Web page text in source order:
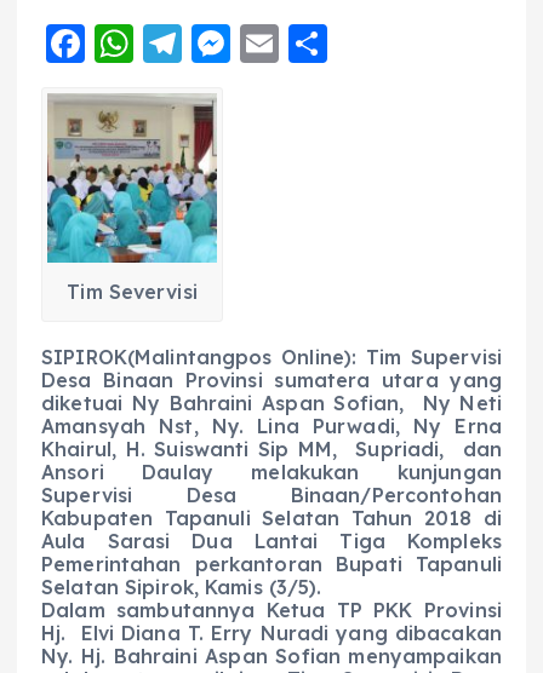
F
a
c
e
b
o
o
k
W
h
a
ts
A
p
p
T
el
e
g
r
a
m
M E
Tim Severvisi
SIPIROK(Malintangpos Online): Tim Supervisi
Desa Binaan Provinsi sumatera utara yang
diketuai Ny Bahraini Aspan Sofian, Ny Neti
Amansyah Nst, Ny. Lina Purwadi, Ny Erna
Khairul, H. Suiswanti Sip MM, Supriadi, dan
Ansori Daulay melakukan kunjungan
Supervisi Desa Binaan/Percontohan
Kabupaten Tapanuli Selatan Tahun 2018 di
Aula Sarasi Dua Lantai Tiga Kompleks
Pemerintahan perkantoran Bupati Tapanuli
Selatan Sipirok, Kamis (3/5).
Dalam sambutannya Ketua TP PKK Provinsi
Hj. Elvi Diana T. Erry Nuradi yang dibacakan
Ny. Hj. Bahraini Aspan Sofian menyampaikan